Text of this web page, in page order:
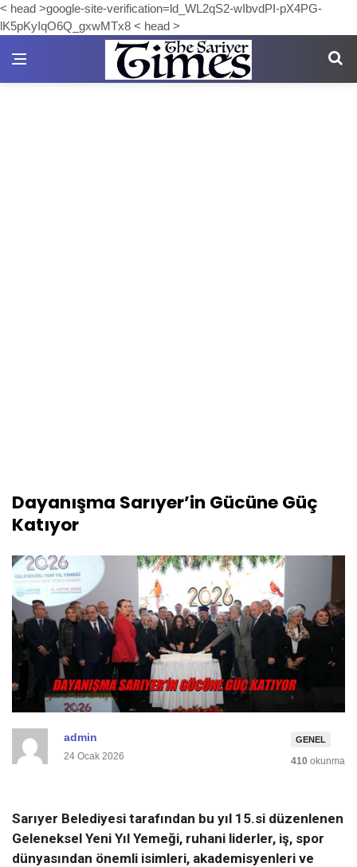
< head >google-site-verification=ld_WL2qS2-wIbvdPI-pX4PG-
lK5pKyIqO6Q_gxwMTx8 < head >
Dayanışma Sarıyer’in Gücüne Güç
Katıyor
admin
24 Ocak 2026
GENEL
410 okunma
Sarıyer Belediyesi tarafından bu yıl 15.si düzenlenen
Geleneksel Yeni Yıl Yemeği, ruhani liderler, iş, spor
dünyasından önemli isimleri, akademisyenleri ve